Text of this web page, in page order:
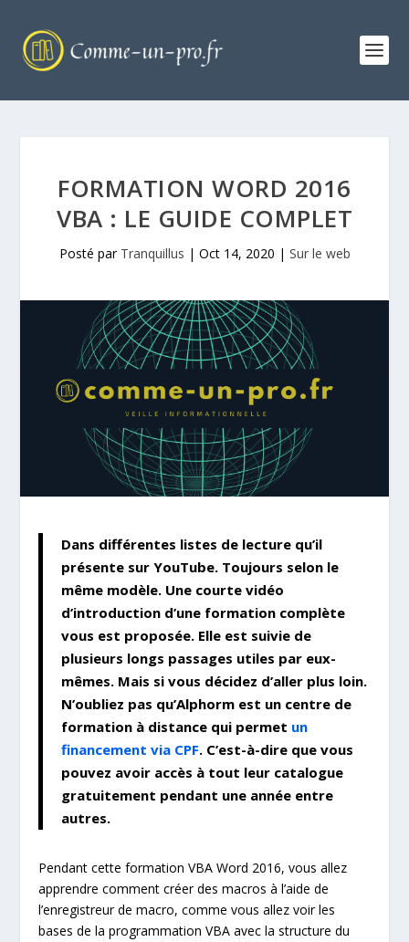
FORMATION WORD 2016
VBA : LE GUIDE COMPLET
Posté par Tranquillus | Oct 14, 2020 | Sur le web
Dans différentes listes de lecture qu’il
présente sur YouTube. Toujours selon le
même modèle. Une courte vidéo
d’introduction d’une formation complète
vous est proposée. Elle est suivie de
plusieurs longs passages utiles par eux-
mêmes. Mais si vous décidez d’aller plus loin.
N’oubliez pas qu’Alphorm est un centre de
formation à distance qui permet un
financement via CPF. C’est-à-dire que vous
pouvez avoir accès à tout leur catalogue
gratuitement pendant une année entre
autres.
Pendant cette formation VBA Word 2016, vous allez
apprendre comment créer des macros à l’aide de
l’enregistreur de macro, comme vous allez voir les
bases de la programmation VBA avec la structure du